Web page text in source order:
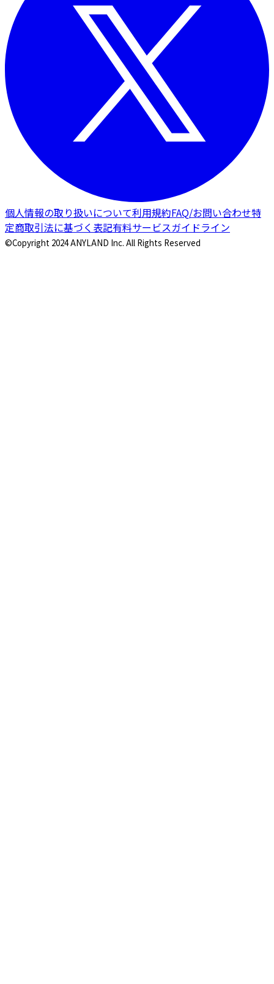
個人情報の取り扱いについて利用規約FAQ/お問い合わせ特
定商取引法に基づく表記有料サービスガイドライン
©Copyright 2024 ANYLAND Inc. All Rights Reserved